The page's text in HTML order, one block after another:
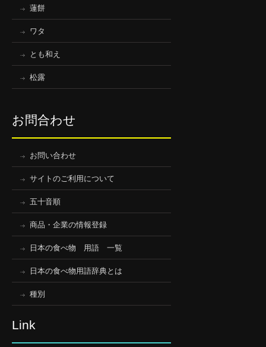
蓮餅
ワタ
とも和え
松露
お問合わせ
お問い合わせ
サイトのご利用について
五十音順
商品・企業の情報登録
日本の食べ物 用語 一覧
日本の食べ物用語辞典とは
種別
Link